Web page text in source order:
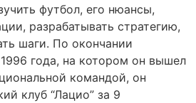
футбол, его нюансы,
разрабатывать стратегию,
шаги. По окончании
года, на котором он вышел
командой, он
клуб “Лацио” за 9